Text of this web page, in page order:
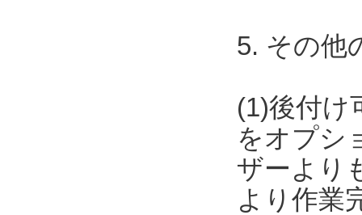
5. その他
(1)後付け
をオプシ
ザーより
より作業